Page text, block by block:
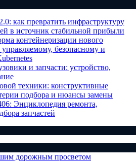
как превратить инфраструктуру
в источник стабильной прибыли
контейнеризации нового
безопасному и
и запчасти: устройство,
техники: конструктивные
подбора и нюансы замены
Энциклопедия ремонта,
запчастей